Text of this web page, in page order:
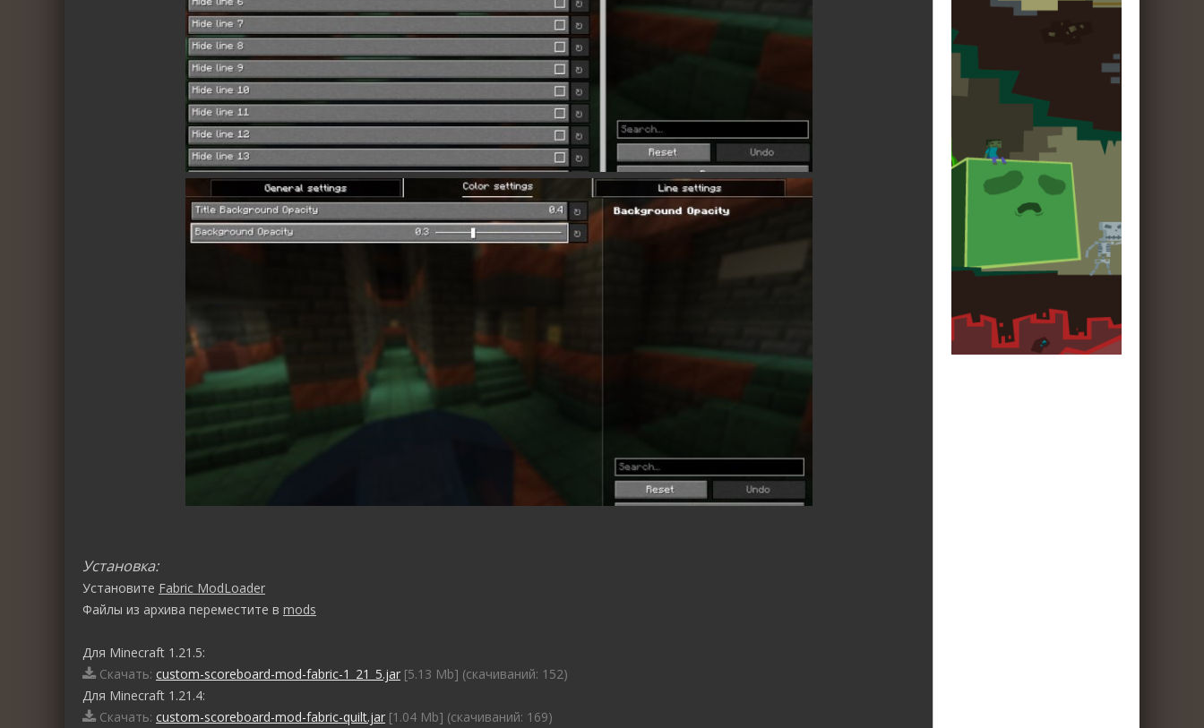
Установка:
Установите Fabric ModLoader
Файлы из архива переместите в mods
Для Minecraft 1.21.5:
Скачать: custom-scoreboard-mod-fabric-1_21_5.jar [5.13 Mb] (cкачиваний: 152)
Для Minecraft 1.21.4:
Скачать: custom-scoreboard-mod-fabric-quilt.jar [1.04 Mb] (cкачиваний: 169)